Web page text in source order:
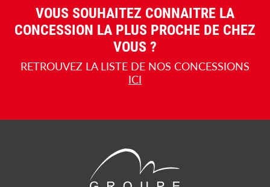
VOUS SOUHAITEZ CONNAITRE LA
CONCESSION LA PLUS PROCHE DE CHEZ
VOUS ?
RETROUVEZ LA LISTE DE NOS CONCESSIONS
ICI